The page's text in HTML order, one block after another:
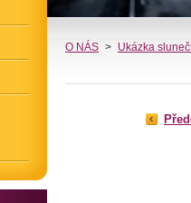
O NÁS > Ukázka